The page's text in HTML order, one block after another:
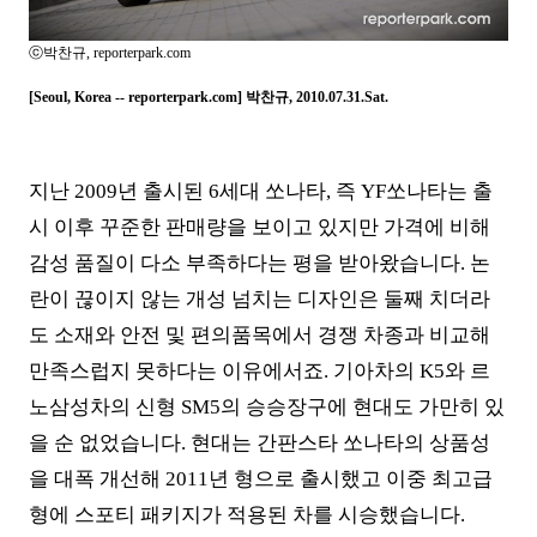
ⓒ박찬규, reporterpark.com
[Seoul, Korea -- reporterpark.com] 박찬규, 2010.07.31.Sat.
지난 2009년 출시된 6세대 쏘나타, 즉 YF쏘나타는 출
시 이후 꾸준한 판매량을 보이고 있지만 가격에 비해
감성 품질이 다소 부족하다는 평을 받아왔습니다. 논
란이 끊이지 않는 개성 넘치는 디자인은 둘째 치더라
도 소재와 안전 및 편의품목에서 경쟁 차종과 비교해
만족스럽지 못하다는 이유에서죠. 기아차의 K5와 르
노삼성차의 신형 SM5의 승승장구에 현대도 가만히 있
을 순 없었습니다. 현대는 간판스타 쏘나타의 상품성
을 대폭 개선해 2011년 형으로 출시했고 이중 최고급
형에 스포티 패키지가 적용된 차를 시승했습니다.